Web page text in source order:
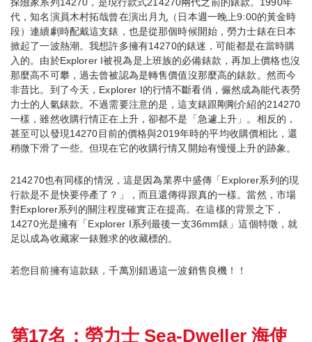
代，知名演員木村拓哉曾在演出月九（日本週一晚上9:00的黃金時
段）連續劇時配戴這支錶，也是從那個時候開始，勞力士錶在日本
掀起了一波熱潮。我想許多擁有14270的錶迷，可能都是在當時購
入的。由於Explorer I被視為是上班族的必備錶款，再加上價格也沒
那麼高不可攀，過去曾被認為是轉售價值沒那麼高的錶款。然而今
非昔比。到了今天，Explorer I的行情不斷看俏，儼然成為能代表勞
力士的人氣錶款。不過需要注意的是，這支錶跟剛剛介紹的214270
一樣，雖然收購行情正在上升，卻都不是「急遽上升」。相反的，
甚至可以發現14270目前的價格與2019年時的平均收購價相比，還
稍微下滑了一些。但現在它的收購行情又開始有慢慢上升的跡象。
214270也有同樣的情況，這是因為業界中盛傳「Explorer系列的現
行款是不是快要停產了？」，而且還傳得跟真的一樣。當然，市場
對Explorer系列的關注程度確實正在提高。在這樣的背景之下，
14270光是擁有「Explorer I系列最後一支36mm錶」這個特徵，就
足以成為收藏家一錶難求的收藏標的。
若您目前擁有這款錶，千萬別錯過這一波銷售良機！！
第17名：勞力士 Sea-Dweller 海使